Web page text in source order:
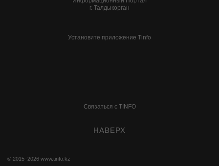
г. Талдыкорган
Установите приложение Tinfo
Связаться с TINFO
НАВЕРХ
© 2015–2026 www.tinfo.kz